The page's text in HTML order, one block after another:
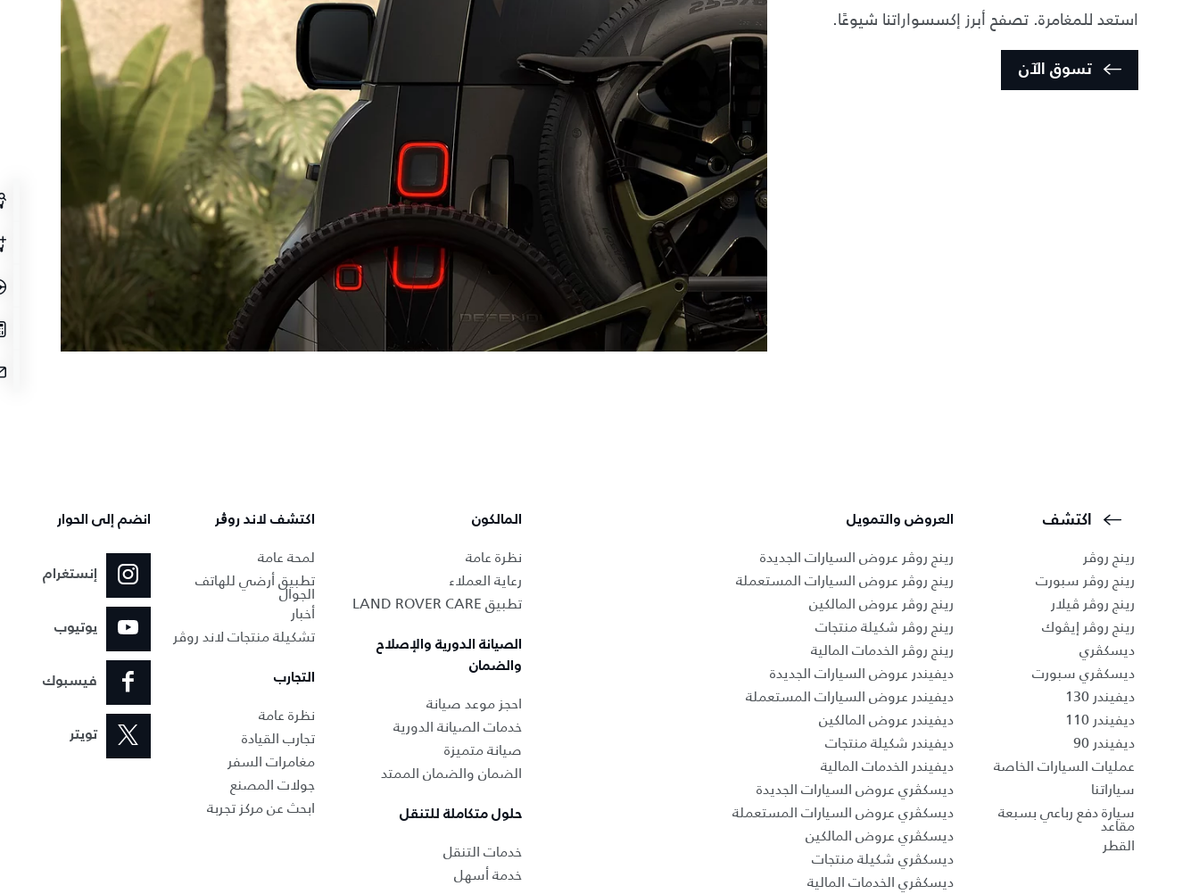
استعد للمغامرة. تصفح أبرز إكسسواراتنا شيوعًا.
تسوق الآن
اكتشفالسيارات
رينج روڤر
رينج روڤر سبورت
رينج روڤر ڤيلار
رينج روڤر إيڤوك
ديسكڤري
ديسكڤري سبورت
ديفيندر 130
ديفيندر 110
ديفيندر 90
عمليات السيارات الخاصة
سياراتنا
سيارة دفع رباعي بسبعة
مقاعد
القطر
العروض والتمويل
رينج روڤر عروض السيارات الجديدة
رينج روڤر عروض السيارات المستعملة
رينج روڤر عروض المالكين
رينج روڤر شكيلة منتجات
رينج روڤر الخدمات المالية
ديفيندر عروض السيارات الجديدة
ديفيندر عروض السيارات المستعملة
ديفيندر عروض المالكين
ديفيندر شكيلة منتجات
ديفيندر الخدمات المالية
ديسكڤري عروض السيارات الجديدة
ديسكڤري عروض السيارات المستعملة
ديسكڤري عروض المالكين
ديسكڤري شكيلة منتجات
ديسكڤري الخدمات المالية
المالكون
نظرة عامة
رعاية العملاء
تطبيق LAND ROVER CARE
الصيانة الدورية والإصلاح
والضمان
احجز موعد صيانة
خدمات الصيانة الدورية
صيانة متميزة
الضمان والضمان الممتد
حلول متكاملة للتنقل
خدمات التنقل
خدمة أسهل
اكتشف لاند روڨر
لمحة عامة
تطبيق أرضي للهاتف
الجوال
أخبار
تشكيلة منتجات لاند روڤر
التجارب
نظرة عامة
تجارب القيادة
مغامرات السفر
جولات المصنع
ابحث عن مركز تجربة
انضم إلى الحوار
إنستغرام
يوتيوب
فيسبوك
تويتر